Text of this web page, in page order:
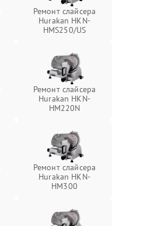
Ремонт слайсера
Hurakan HKN-
HMS250/US
Ремонт слайсера
Hurakan HKN-
HM220N
Ремонт слайсера
Hurakan HKN-
HM300